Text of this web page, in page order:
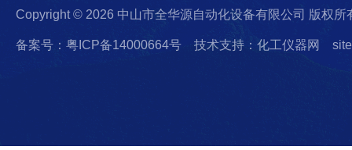
Copyright © 2026 中山市全华源自动化设备有限公司 版权所
备案号：粤ICP备14000664号 技术支持：化工仪器网